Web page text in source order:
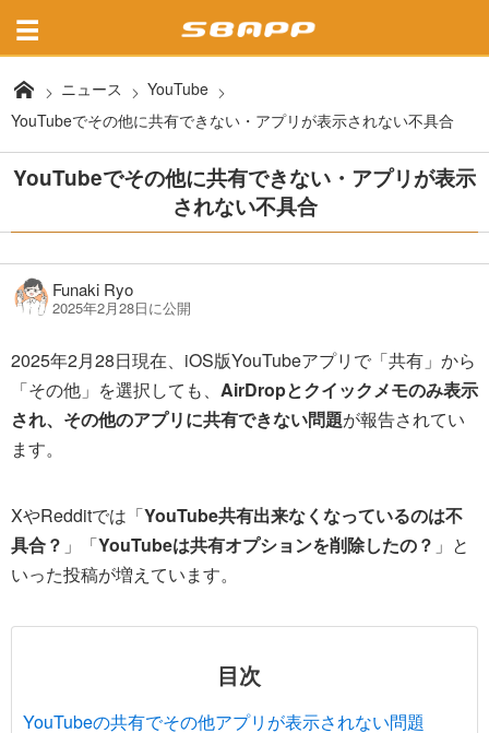
ニュース
YouTube
YouTubeでその他に共有できない・アプリが表示されない不具合
YouTubeでその他に共有できない・アプリが表示
されない不具合
Funaki Ryo
2025年2月28日に公開
2025年2月28日現在、iOS版YouTubeアプリで「共有」から
「その他」を選択しても、 AirDropとクイックメモのみ表示
され、その他のアプリに共有できない問題が報告されてい
ます。
XやRedditでは「YouTube共有出来なくなっているのは不
具合？ 」「YouTubeは共有オプションを削除したの？ 」と
いった投稿が増えています。
目次
YouTubeの共有でその他アプリが表示されない問題